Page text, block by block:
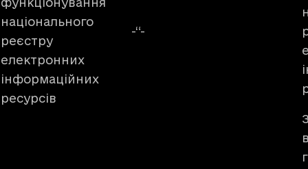
національного
реєстру
електронних
інформаційних
ресурсів
-“-